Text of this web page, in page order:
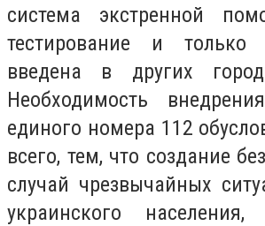
система экстренной
тестирование и только
введена в других
Необходимость
единого номера 112
всего, тем, что создание
случай чрезвычайных
украинского